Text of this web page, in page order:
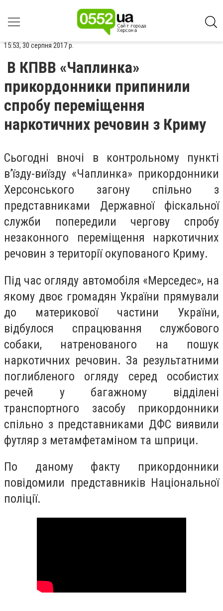
15:53, 30 серпня 2017 р.
В КПВВ «Чаплинка»
прикордонники припинили
спробу переміщення
наркотичних речовин з Криму
Сьогодні вночі в контрольному пункті
в’їзду-виїзду «Чаплинка» прикордонники
Херсонського загону спільно з
представниками Державної фіскальної
служби попередили чергову спробу
незаконного переміщення наркотичних
речовин з території окупованого Криму.
Під час огляду автомобіля «Мерседес», на
якому двоє громадян України прямували
до материкової частини України,
відбулося спрацювання службового
собаки, натренованого на пошук
наркотичних речовин. За результатними
поглибленого огляду серед особистих
речей у багажному відділені
транспортного засобу прикордонники
спільно з представниками ДФС виявили
футляр з метамфетаміном та шприци.
По даному факту прикордонники
повідомили представників Національної
поліції.